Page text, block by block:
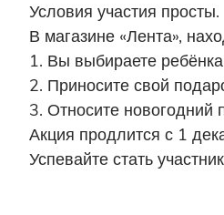
Условия участия просты.
В магазине «Лента»,
1. Вы выбираете
2. Приносите свой
3. Относите новогодний
Акция продлится с 1
Успевайте стать